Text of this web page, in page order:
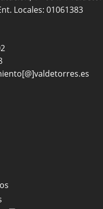
Locales: 01061383